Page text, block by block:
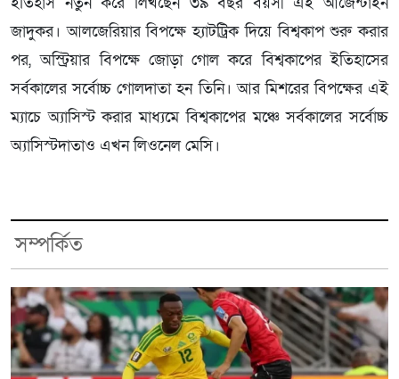
জাদুকর। আলজেরিয়ার বিপক্ষে হ্যাটট্রিক দিয়ে বিশ্বকাপ শুরু করার
পর, অস্ট্রিয়ার বিপক্ষে জোড়া গোল করে বিশ্বকাপের ইতিহাসের
সর্বকালের সর্বোচ্চ গোলদাতা হন তিনি। আর মিশরের বিপক্ষের এই
ম্যাচে অ্যাসিস্ট করার মাধ্যমে বিশ্বকাপের মঞ্চে সর্বকালের সর্বোচ্চ
অ্যাসিস্টদাতাও এখন লিওনেল মেসি।
সম্পর্কিত